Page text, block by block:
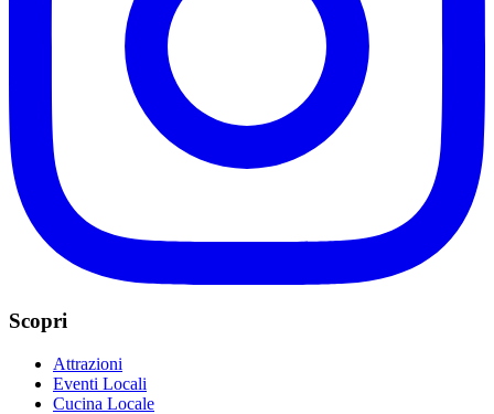
Scopri
Attrazioni
Eventi Locali
Cucina Locale